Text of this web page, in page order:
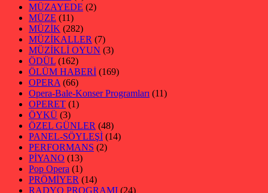
MÜZAYEDE (2)
MÜZE (11)
MÜZİK (282)
MÜZİKALLER (7)
MÜZİKLİ OYUN (3)
ÖDÜL (162)
ÖLÜM HABERİ (169)
OPERA (66)
Opera-Bale-Konser Programları (11)
OPERET (1)
ÖYKÜ (3)
ÖZEL GÜNLER (48)
PANEL-SÖYLEŞİ (14)
PERFORMANS (2)
PİYANO (13)
Pop Opera (1)
PRÖMİYER (14)
RADYO PROGRAMI (24)